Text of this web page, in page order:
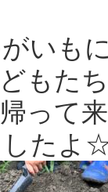
いも
もた
って
したよ